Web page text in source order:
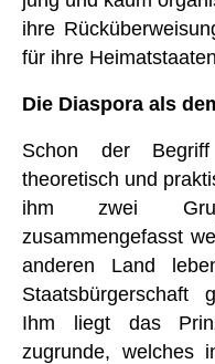
ihre
für ihre
Die Diaspora als
Schon der
theoretisch und
ihm zwei
zusammengefasst
anderen Land
Staatsbürgerschaft
Ihm liegt das
zugrunde, welches